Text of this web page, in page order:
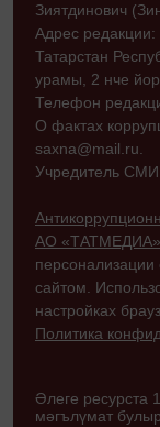
Зиятдинович
Адрес
Татарстан
урамы, 2 нче
Телефон
О фактах
saxna@mail.ru.
Учредитель
АО «ТАТМЕДИА»
персонализации
сайтом.
настройках
Политика
Әлеге ресурста
мәгълүмат